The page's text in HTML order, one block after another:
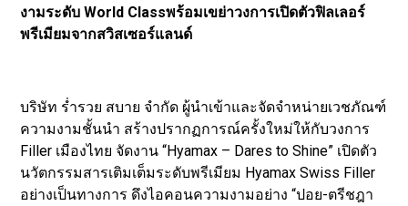
งามระดับ World Classพร้อมเขย่าวงการเปิดตัวฟิลเลอร์
พรีเมียมจากสวิสเซอร์แลนด์
บริษัท ร่ำรวย สบาย จำกัด ผู้นำเข้าและจัดจำหน่ายเวชภัณฑ์
ความงามชั้นนำ สร้างปรากฏการณ์ครั้งใหม่ให้กับวงการ
Filler เมืองไทย จัดงาน “Hyamax – Dares to Shine” เปิดตัว
นวัตกรรมสารเติมเต็มระดับพรีเมียม Hyamax Swiss Filler
อย่างเป็นทางการ ดึงไอคอนความงามอย่าง “ปอย-ตรีชฎา